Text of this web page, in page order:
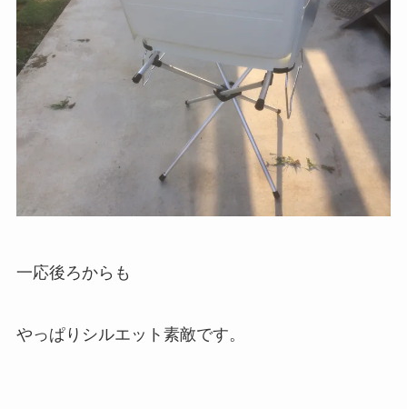
一応後ろからも
やっぱりシルエット素敵です。